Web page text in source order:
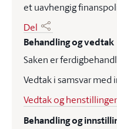
et uavhengig
Del
Behandling og vedtak
Saken er
Vedtak i samsvar med
Vedtak og henstillinger
Behandling og